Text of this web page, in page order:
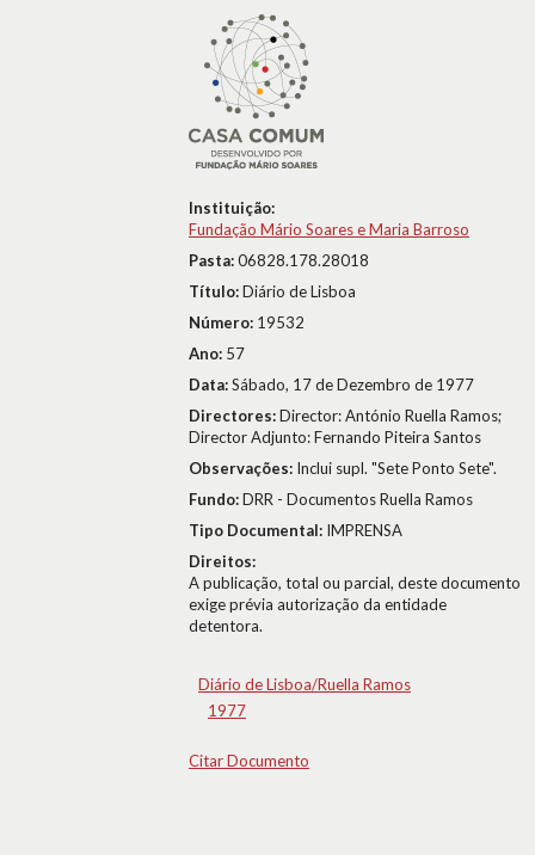
Instituição:
Fundação Mário Soares e Maria Barroso
Pasta:06828.178.28018
Título:Diário de Lisboa
Número: 19532
Ano: 57
Data:Sábado, 17 de Dezembro de 1977
Directores:Director: António Ruella Ramos;
Director Adjunto: Fernando Piteira Santos
Observações: Inclui supl. "Sete Ponto Sete".
Fundo:DRR - Documentos Ruella Ramos
Tipo Documental: IMPRENSA
Direitos:
A publicação, total ou parcial, deste documento
exige prévia autorização da entidade
detentora.
Diário de Lisboa/Ruella Ramos
1977
Citar Documento